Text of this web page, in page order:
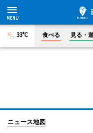
33°C 食べる 見る・
ニュース地図